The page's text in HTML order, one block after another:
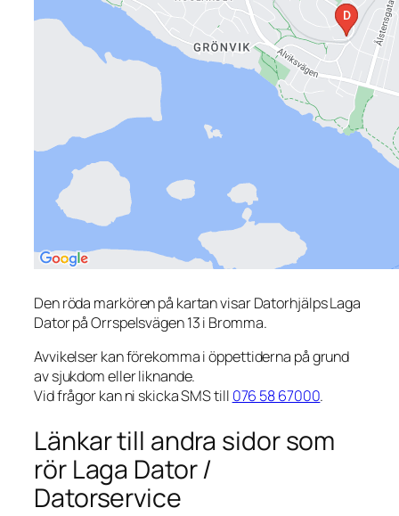
Den röda markören på kartan visar Datorhjälps Laga
Dator på Orrspelsvägen 13 i Bromma.
Avvikelser kan förekomma i öppettiderna på grund
av sjukdom eller liknande.
Vid frågor kan ni skicka SMS till 076 58 67000.
Länkar till andra sidor som
rör Laga Dator /
Datorservice